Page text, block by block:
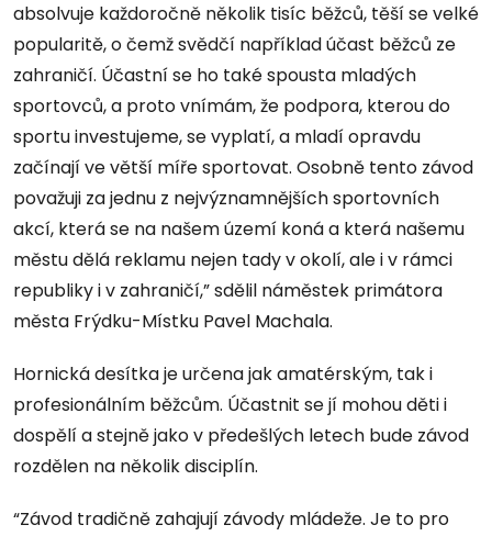
absolvuje každoročně několik tisíc běžců, těší se velké
popularitě, o čemž svědčí například účast běžců ze
zahraničí. Účastní se ho také spousta mladých
sportovců, a proto vnímám, že podpora, kterou do
sportu investujeme, se vyplatí, a mladí opravdu
začínají ve větší míře sportovat. Osobně tento závod
považuji za jednu z nejvýznamnějších sportovních
akcí, která se na našem území koná a která našemu
městu dělá reklamu nejen tady v okolí, ale i v rámci
republiky i v zahraničí,” sdělil náměstek primátora
města Frýdku-Místku Pavel Machala.
Hornická desítka je určena jak amatérským, tak i
profesionálním běžcům. Účastnit se jí mohou děti i
dospělí a stejně jako v předešlých letech bude závod
rozdělen na několik disciplín.
“Závod tradičně zahajují závody mládeže. Je to pro